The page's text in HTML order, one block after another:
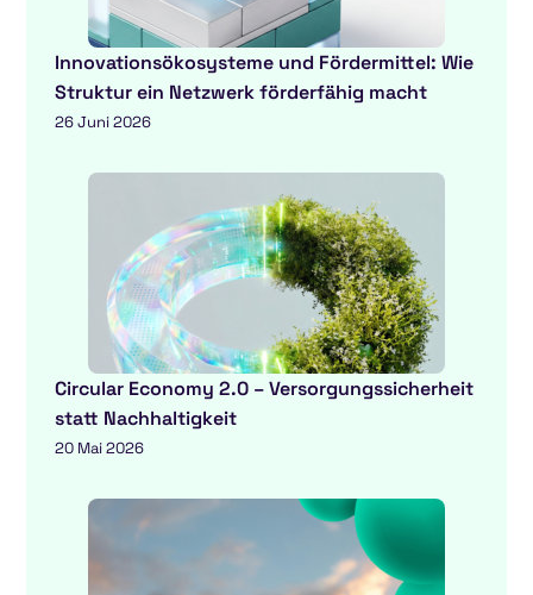
Innovationsökosysteme und Fördermittel: Wie
Struktur ein Netzwerk förderfähig macht
26 Juni 2026
Circular Economy 2.0 – Versorgungssicherheit
statt Nachhaltigkeit
20 Mai 2026